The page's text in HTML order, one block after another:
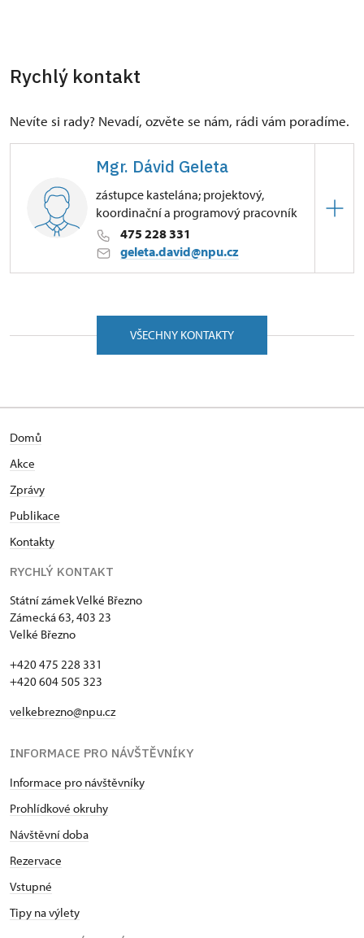
Rychlý kontakt
Nevíte si rady? Nevadí, ozvěte se nám, rádi vám poradíme.
Mgr. Dávid Geleta
zástupce kastelána; projektový,
koordinační a programový pracovník
475 228 331
geleta.david@npu.cz
Zámecká 63/, Velké Březno 40323
VŠECHNY KONTAKTY
Domů
Akce
Zprávy
Publikace
Kontakty
RYCHLÝ KONTAKT
Státní zámek Velké Březno
Zámecká 63, 403 23
Velké Březno
+420 475 228 331
+420 604 505 323
velkebrezno@npu.cz
INFORMACE PRO NÁVŠTĚVNÍKY
Informace pro návštěvníky
Prohlídkové okruhy
Návštěvní doba
Rezervace
Vstupné
Tipy na výlety